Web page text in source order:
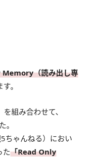
（読み出し専
。
組み合わせて、
。
ちゃんねる）におい
た「Read Only